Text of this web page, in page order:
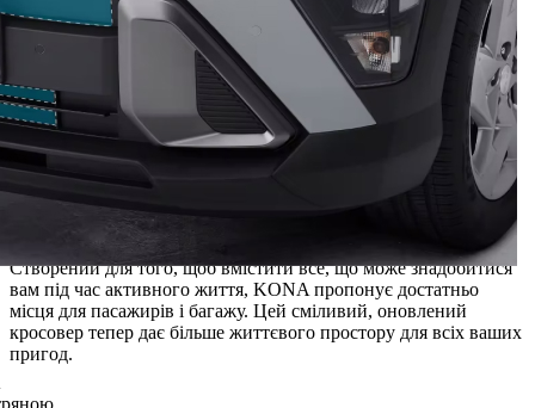
Оберіть колеса, що відповідають вашому стилю.
Обирайте зі стильного асортименту 16-, та 18-дюймових
легкосплавних дисків.
Більше життєвого простору.
Більше простору та комфорту.
Створений для того, щоб вмістити все, що може знадобитися
вам під час активного життя, KONA пропонує достатньо
місця для пасажирів і багажу. Цей сміливий, оновлений
кросовер тепер дає більше життєвого простору для всіх ваших
пригод.